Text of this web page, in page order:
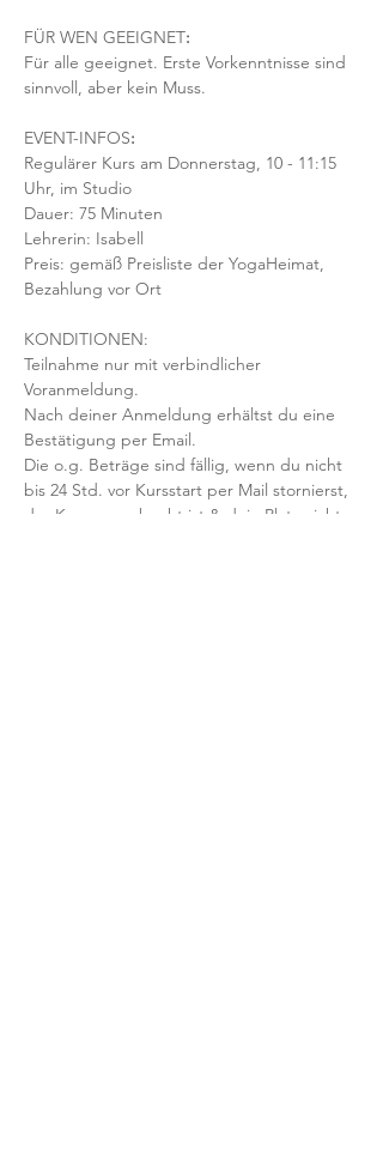
FÜR WEN GEEIGNET:
Für alle geeignet. Erste Vorkenntnisse sind
sinnvoll, aber kein Muss.
EVENT-INFOS:
Regulärer Kurs am Donnerstag, 10 - 11:15
Uhr, im Studio
Dauer: 75 Minuten
Lehrerin: Isabell
Preis: gemäß Preisliste der YogaHeimat,
Bezahlung vor Ort
KONDITIONEN:
Teilnahme nur mit verbindlicher
Voranmeldung.
Nach deiner Anmeldung erhältst du eine
Bestätigung per Email.
Die o.g. Beträge sind fällig, wenn du nicht
bis 24 Std. vor Kursstart per Mail stornierst,
der Kurs ausgebucht ist & dein Platz nicht